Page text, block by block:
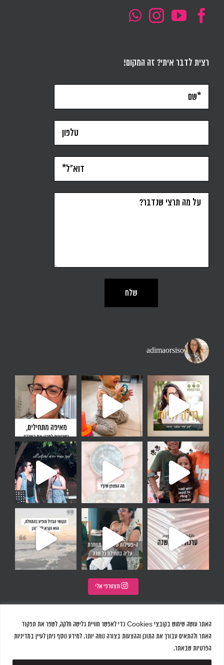
האתר עושה שימוש בקובצי Cookies כדי לאפשר חוויית גלישה חלקה, לשפר את תפקוד
האתר ולהתאים עבורך את התוכן וההצעות בצורה נוחה יותר. למידע נוסף ניתן לעיין במדיניות
הפרטיות שבאתר.
רצית לדבר איתי? זה המקום!
adimaorsiso
יותר זמן בחוץ מאשר
זו משפט שאני שומעת הרבה - אני רוצה
פנימי שקיים בתו
חלום להיות חלק מהרכב. לא הייתי חלק מחבו
ונשאלת השאלה, איך את בוחרת להתחיל א
תצטרפי אלי